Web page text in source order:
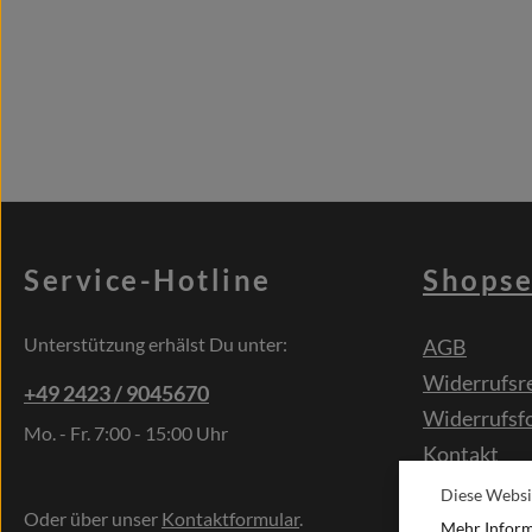
Service-Hotline
Unterstützung erhälst Du unter:
+49 2423 / 9045670
Mo. - Fr. 7:00 - 15:00 Uhr
Oder über unser Kontaktformular.
AGB
Kontakt
Diese
Mehr